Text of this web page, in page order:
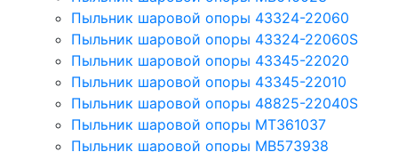
Пыльник шаровой опоры 43324-22060
Пыльник шаровой опоры 43324-22060S
Пыльник шаровой опоры 43345-22020
Пыльник шаровой опоры 43345-22010
Пыльник шаровой опоры 48825-22040S
Пыльник шаровой опоры MT361037
Пыльник шаровой опоры MB573938